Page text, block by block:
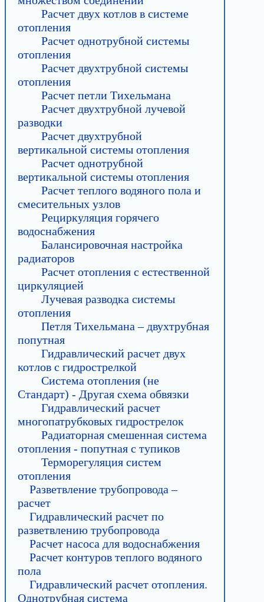
Расчет двух котлов в системе
отопления
Расчет однотрубной системы
отопления
Расчет двухтрубной системы
отопления
Расчет петли Тихельмана
Расчет двухтрубной лучевой
разводки
Расчет двухтрубной
вертикальной системы отопления
Расчет однотрубной
вертикальной системы отопления
Расчет теплого водяного пола и
смесительных узлов
Рециркуляция горячего
водоснабжения
Балансировочная настройка
радиаторов
Расчет отопления с естественной
циркуляцией
Лучевая разводка системы
отопления
Петля Тихельмана – двухтрубная
попутная
Гидравлический расчет двух
котлов с гидрострелкой
Система отопления (не
Стандарт) - Другая схема обвязки
Гидравлический расчет
многопатрубковых гидрострелок
Радиаторная смешенная система
отопления - попутная с тупиков
Терморегуляция систем
отопления
Разветвление трубопровода –
расчет
Гидравлический расчет по
разветвлению трубопровода
Расчет насоса для водоснабжения
Расчет контуров теплого водяного
пола
Гидравлический расчет отопления.
Однотрубная система